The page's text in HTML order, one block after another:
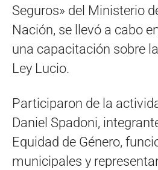
Seguros» del Ministerio
Nación, se llevó a cabo
una capacitación sobre
Ley Lucio.
Participaron de la
Daniel Spadoni,
Equidad de Género,
municipales y